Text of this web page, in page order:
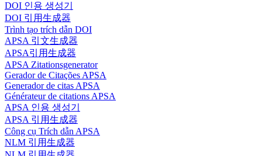
DOI 인용 생성기
DOI 引用生成器
Trình tạo trích dẫn DOI
APSA 引文生成器
APSA引用生成器
APSA Zitationsgenerator
Gerador de Citações APSA
Generador de citas APSA
Générateur de citations APSA
APSA 인용 생성기
APSA 引用生成器
Công cụ Trích dẫn APSA
NLM 引用生成器